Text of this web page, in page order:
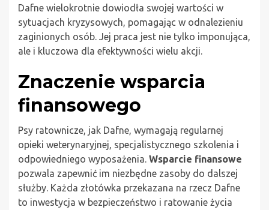
Dafne wielokrotnie dowiodła swojej wartości w
sytuacjach kryzysowych, pomagając w odnalezieniu
zaginionych osób. Jej praca jest nie tylko imponująca,
ale i kluczowa dla efektywności wielu akcji.
Znaczenie wsparcia
finansowego
Psy ratownicze, jak Dafne, wymagają regularnej
opieki weterynaryjnej, specjalistycznego szkolenia i
odpowiedniego wyposażenia. Wsparcie finansowe
pozwala zapewnić im niezbędne zasoby do dalszej
służby. Każda złotówka przekazana na rzecz Dafne
to inwestycja w bezpieczeństwo i ratowanie życia